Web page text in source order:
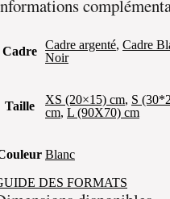
Cadre Cadre argenté, Cadre
Noir
Taille XS (20×15) cm, S
cm, L (90X70) cm
Blanc
DES FORMATS